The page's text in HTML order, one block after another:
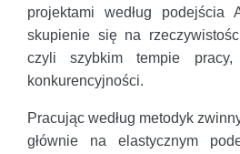
projektami według podejścia
skupienie się na
czyli szybkim tempie pracy,
konkurencyjności.
Pracując według metodyk
głównie na elastycznym